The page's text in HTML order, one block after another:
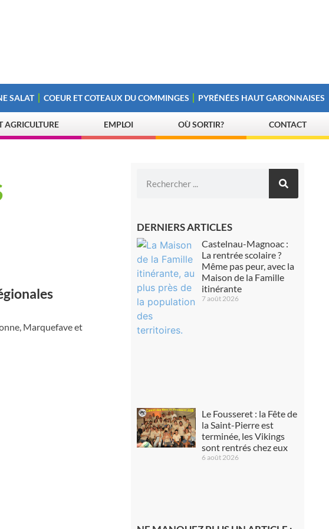
SALAT COEUR ET COTEAUX DU COMMINGES PYRÉNÉES HAUT GARONNAISES
AGRICULTURE EMPLOI OÙ SORTIR? CONTACT
Marquefave et
DERNIERS ARTICLES
Castelnau-Magnoac :
La rentrée scolaire ?
Même pas peur, avec la
Maison de la Famille
itinérante
7 août 2026
Le Fousseret : la Fête de
la Saint-Pierre est
terminée, les Vikings
sont rentrés chez eux
6 août 2026